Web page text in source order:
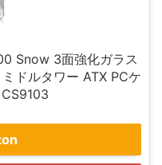
Snow 3面強化ガラス
ドルタワー ATX PCケ